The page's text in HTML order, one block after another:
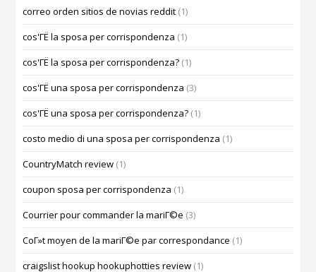
correo orden sitios de novias reddit (1)
cos'ГЁ la sposa per corrispondenza (1)
cos'ГЁ la sposa per corrispondenza? (1)
cos'ГЁ una sposa per corrispondenza (3)
cos'ГЁ una sposa per corrispondenza? (1)
costo medio di una sposa per corrispondenza (1)
CountryMatch review (1)
coupon sposa per corrispondenza (1)
Courrier pour commander la mariГ©e (3)
CoГ»t moyen de la mariГ©e par correspondance (1)
craigslist hookup hookuphotties review (1)